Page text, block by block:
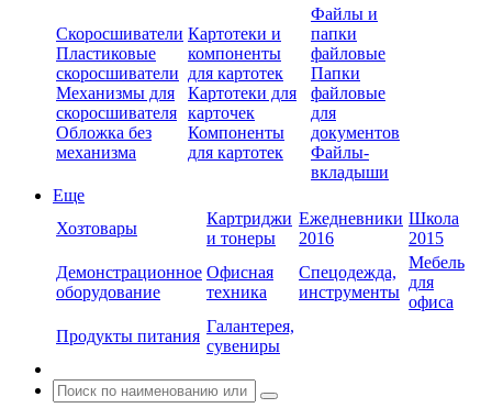
Скоросшиватели
Пластиковые
скоросшиватели
Механизмы для
скоросшивателя
Обложка без
механизма
Картотеки и
компоненты
для картотек
Картотеки для
карточек
Компоненты
для картотек
Файлы и
папки
файловые
Папки
файловые
для
документов
Файлы-
вкладыши
Еще
Хозтовары
Картриджи
и тонеры
Ежедневники
2016
Школа
2015
Демонстрационное
оборудование
Офисная
техника
Спецодежда,
инструменты
Мебель
для
офиса
Продукты питания
Галантерея,
сувениры